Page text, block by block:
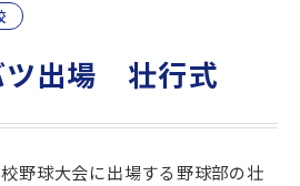
ツ出場 壮行式
野球大会に出場する野球部の壮